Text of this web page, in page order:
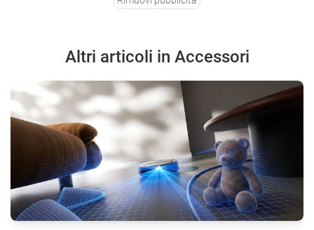
Altri articoli in Accessori